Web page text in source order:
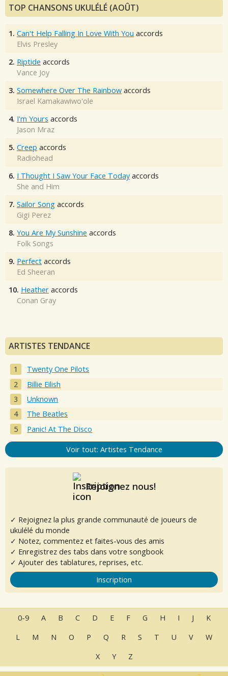
TOP CHANSONS UKULÉLÉ (AOÛT)
1. Can't Help Falling In Love With You accords
Elvis Presley
2. Riptide accords
Vance Joy
3. Somewhere Over The Rainbow accords
Israel Kamakawiwo'ole
4. I'm Yours accords
Jason Mraz
5. Creep accords
Radiohead
6. I Thought I Saw Your Face Today accords
She and Him
7. Sailor Song accords
Gigi Perez
8. You Are My Sunshine accords
Folk Songs
9. Perfect accords
Ed Sheeran
10. Heather accords
Conan Gray
ARTISTES TENDANCE
Twenty One Pilots
Billie Eilish
Unknown
The Beatles
Panic! At The Disco
Voir tout: Artistes Tendance
Rejoignez nous!
✓ Rejoignez la plus grande communauté de joueurs de
ukulélé du monde
✓ Notez, commentez et faites-vous des amis
✓ Enregistrez des tabs dans votre songbook
✓ Ajouter des tablatures, reprises, etc.
Inscription
0-9 A B C D E F G H I J
K
L
M N O P Q R S T U V
W
X
Y Z